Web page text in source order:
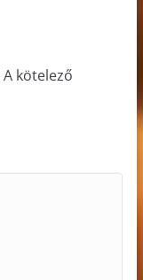
A kötelező